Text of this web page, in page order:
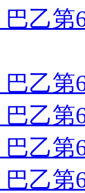
巴乙
巴乙
巴乙
巴乙
巴乙